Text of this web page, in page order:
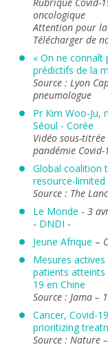
oncologique
Attention pour la
Télécharger de
« On ne connaît
prédictifs de la
Source : Lyon
pneumologue
Pr Kim Woo-Ju,
Séoul - Corée
Vidéo sous-
pandémie Covid-
Global coalition
resource-limited
Source : The
Le Monde - 3
- DNDI -
Jeune Afrique –
Mesures
patients atteints
19 en Chine
Source : Jama –
Cancer, Covid-
prioritizing
Source : Nature